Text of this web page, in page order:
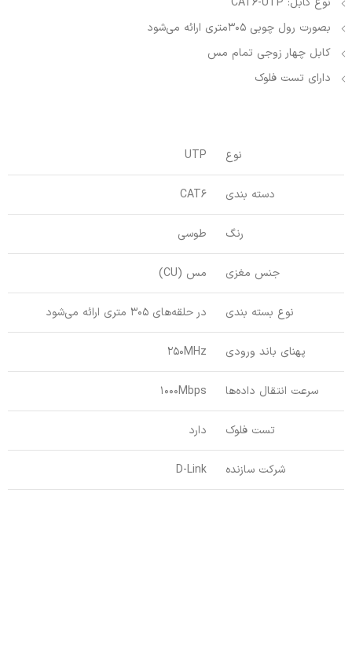
بصورت رول چوبی 305متری ارائه می‌شود
کابل چهار زوجی تمام مس
دارای تست فلوک
نوع UTP
دسته بندی CAT6
رنگ طوسی
جنس مغزی مس (CU)
نوع بسته بندی در حلقه‌های 305 متری ارائه می‌شود
پهنای باند ورودی 250MHz
سرعت انتقال داده‌ها 1000Mbps
تست فلوک دارد
شرکت سازنده D-Link